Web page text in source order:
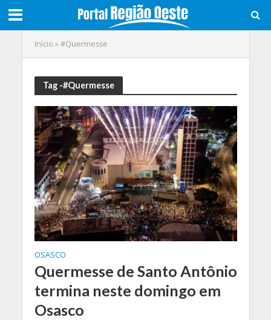
Início »#Quermesse
Tag -#Quermesse
OSASCO
Quermesse de Santo Antônio
termina neste domingo em
Osasco